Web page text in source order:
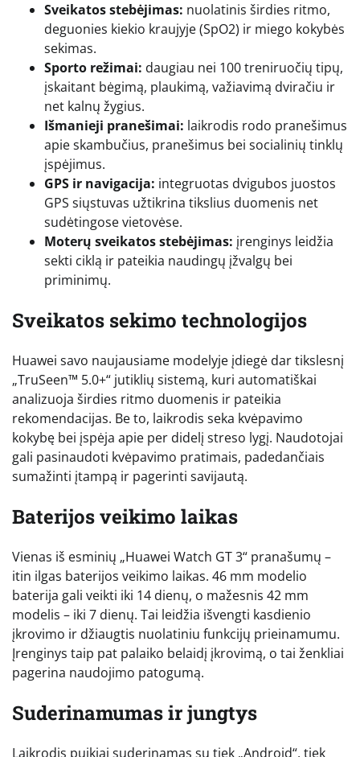
Sveikatos stebėjimas: nuolatinis širdies ritmo,
deguonies kiekio kraujyje (SpO2) ir miego kokybės
sekimas.
Sporto režimai: daugiau nei 100 treniruočių tipų,
įskaitant bėgimą, plaukimą, važiavimą dviračiu ir
net kalnų žygius.
Išmanieji pranešimai: laikrodis rodo pranešimus
apie skambučius, pranešimus bei socialinių tinklų
įspėjimus.
GPS ir navigacija: integruotas dvigubos juostos
GPS siųstuvas užtikrina tikslius duomenis net
sudėtingose vietovėse.
Moterų sveikatos stebėjimas: įrenginys leidžia
sekti ciklą ir pateikia naudingų įžvalgų bei
priminimų.
Sveikatos sekimo technologijos
Huawei savo naujausiame modelyje įdiegė dar tikslesnį
„TruSeen™ 5.0+“ jutiklių sistemą, kuri automatiškai
analizuoja širdies ritmo duomenis ir pateikia
rekomendacijas. Be to, laikrodis seka kvėpavimo
kokybę bei įspėja apie per didelį streso lygį. Naudotojai
gali pasinaudoti kvėpavimo pratimais, padedančiais
sumažinti įtampą ir pagerinti savijautą.
Baterijos veikimo laikas
Vienas iš esminių „Huawei Watch GT 3“ pranašumų –
itin ilgas baterijos veikimo laikas. 46 mm modelio
baterija gali veikti iki 14 dienų, o mažesnis 42 mm
modelis – iki 7 dienų. Tai leidžia išvengti kasdienio
įkrovimo ir džiaugtis nuolatiniu funkcijų prieinamumu.
Įrenginys taip pat palaiko belaidį įkrovimą, o tai ženkliai
pagerina naudojimo patogumą.
Suderinamumas ir jungtys
Laikrodis puikiai suderinamas su tiek „Android“, tiek